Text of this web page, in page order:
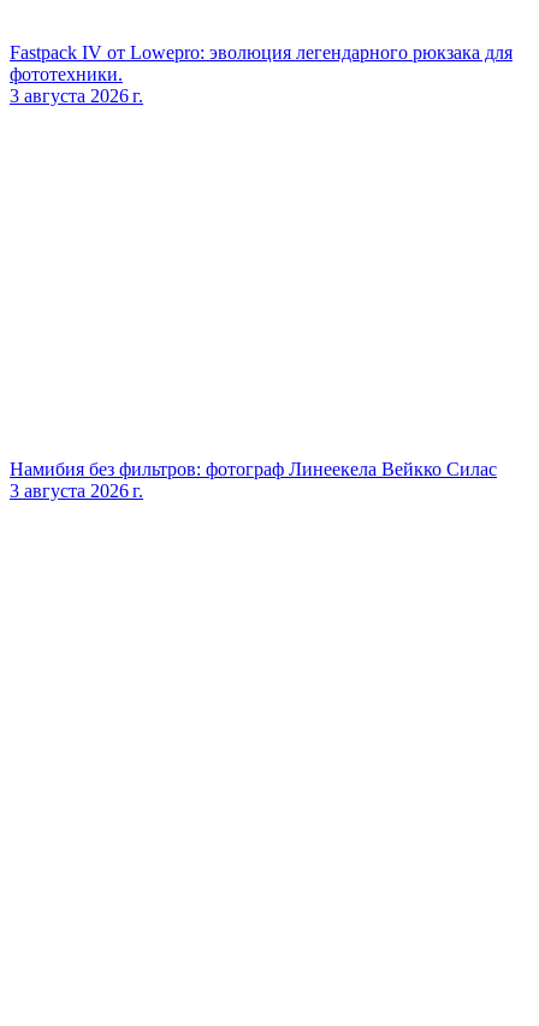
Fastpack IV от Lowepro: эволюция легендарного рюкзака для
фототехники.
3 августа 2026 г.
Намибия без фильтров: фотограф Линеекела Вейкко Силас
3 августа 2026 г.